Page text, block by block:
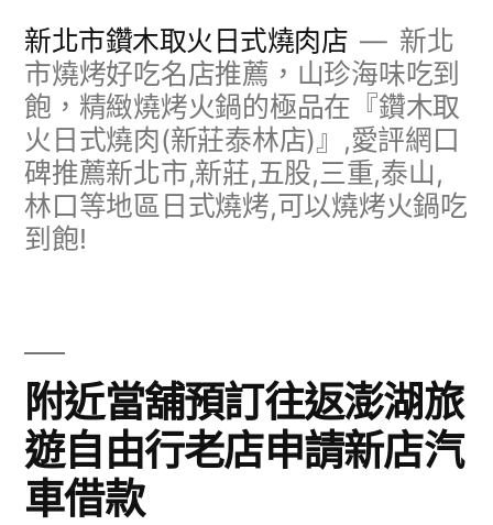
新北市鑽木取火日式燒肉店
新北
市燒烤好吃名店推薦，山珍海味吃到
飽，精緻燒烤火鍋的極品在『鑽木取
火日式燒肉(新莊泰林店)』,愛評網口
碑推薦新北市,新莊,五股,三重,泰山,
林口等地區日式燒烤,可以燒烤火鍋吃
到飽!
附近當舖預訂往返澎湖旅
遊自由行老店申請新店汽
車借款